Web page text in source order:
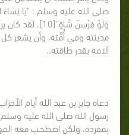
صلى الله عليه وسلم : "يَا نِسَاءَ
وَلَوْ فِرْسِنَ
مدينته وفي أُمَّته، وأن يشعر
آلامه بقدر طاقته..
دعاه جابر بن عبد الله أيام
رسول الله صلى الله عليه
بمفرده، ولكن اصطحب معه